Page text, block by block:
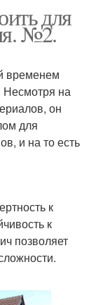
для
№2.
временем
Несмотря на
он
для
и на то есть
к
к
позволяет